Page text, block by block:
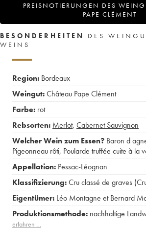
PREISNOTIERUNGEN DES
PAPE CLÉMENT
BESONDERHEITEN
DES
WEINS
Region: Bordeaux
Weingut:Château Pape Clément
Farbe: rot
Rebsorten: Merlot, Cabernet Sauvignon
Welcher Wein zum Essen? Baron d
Pigeonneau rôti, Poularde truffée cuite à la
Appellation: Pessac-Léognan
Klassifizierung:Cru classé de graves
Eigentümer: Léo Montagne et Bernard
Produktionsmethode: nachhaltige
erfahren …